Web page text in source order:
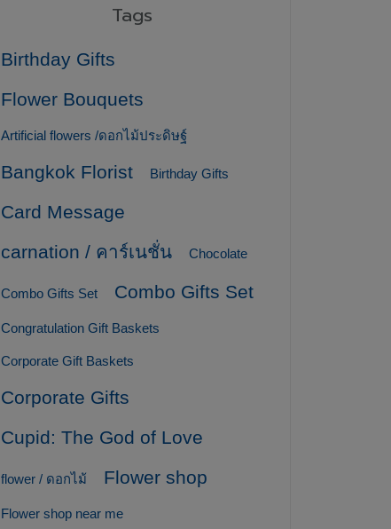
Tags
Birthday Gifts
Flower Bouquets
Artificial flowers /ดอกไม้ประดิษฐ์
Bangkok Florist Birthday Gifts
Card Message
carnation / คาร์เนชั่น
Chocolate
Combo Gifts Set Combo Gifts Set
Congratulation Gift Baskets
Corporate Gift Baskets
Corporate Gifts
Cupid: The God of Love
flower / ดอกไม้ Flower shop
Flower shop near me